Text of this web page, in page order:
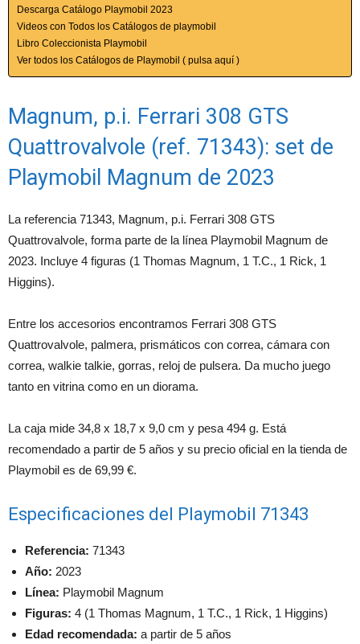
Descarga Catálogo Playmobil 2023
Videos con Todos los Catálogos de playmobil
Libro Coleccionista Playmobil
Ver todos los Catálogos de Playmobil ( pulsa aquí )
Magnum, p.i. Ferrari 308 GTS
Quattrovalvole (ref. 71343): set de
Playmobil Magnum de 2023
La referencia 71343, Magnum, p.i. Ferrari 308 GTS
Quattrovalvole, forma parte de la línea Playmobil Magnum de
2023. Incluye 4 figuras (1 Thomas Magnum, 1 T.C., 1 Rick, 1
Higgins).
Entre los accesorios encontramos Ferrari 308 GTS
Quattrovalvole, palmera, prismáticos con correa, cámara con
correa, walkie talkie, gorras, reloj de pulsera. Da mucho juego
tanto en vitrina como en un diorama.
La caja mide 34,8 x 18,7 x 9,0 cm y pesa 494 g. Está
recomendado a partir de 5 años y su precio oficial en la tienda de
Playmobil es de 69,99 €.
Especificaciones del Playmobil 71343
Referencia: 71343
Año: 2023
Línea: Playmobil Magnum
Figuras: 4 (1 Thomas Magnum, 1 T.C., 1 Rick, 1 Higgins)
Edad recomendada: a partir de 5 años